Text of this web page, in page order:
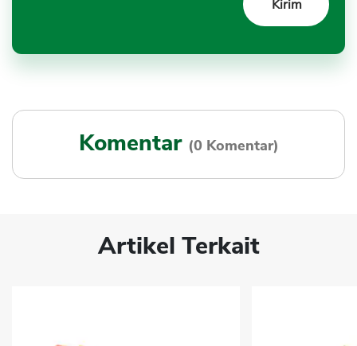
Komentar (0 Komentar)
Artikel Terkait